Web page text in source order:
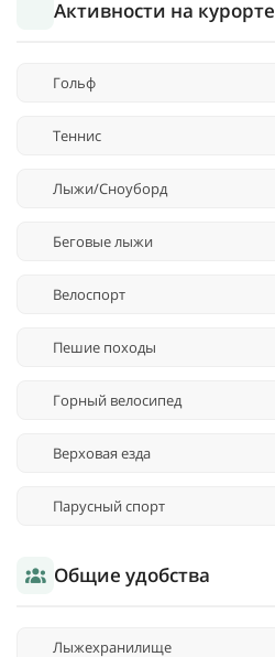
Активности на курорте
Гольф
Теннис
Лыжи/Сноуборд
Беговые лыжи
Велоспорт
Пешие походы
Горный велосипед
Верховая езда
Парусный спорт
Общие удобства
Лыжехранилище